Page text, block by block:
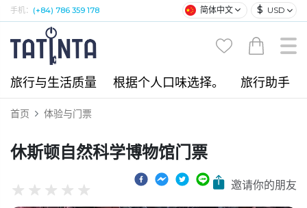
手机： (+84) 786 359 178 简体中文 $ USD
旅行与生活质量 根据个人口味选择。 旅行助手
首页 体验与门票
休斯顿自然科学博物馆门票
邀请你的朋友